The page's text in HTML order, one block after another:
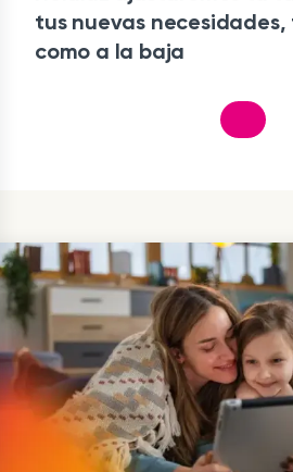
tus nuevas
como a la baja